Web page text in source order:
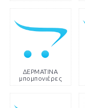
ΔΕΡΜΑΤΙΝΑ
μπομπονιέρες